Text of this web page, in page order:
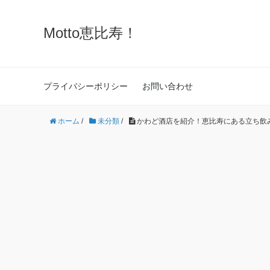
Motto恵比寿！
プライバシーポリシー お問い合わせ
ホーム / 未分類 / かわど酒店を紹介！恵比寿にある立ち飲